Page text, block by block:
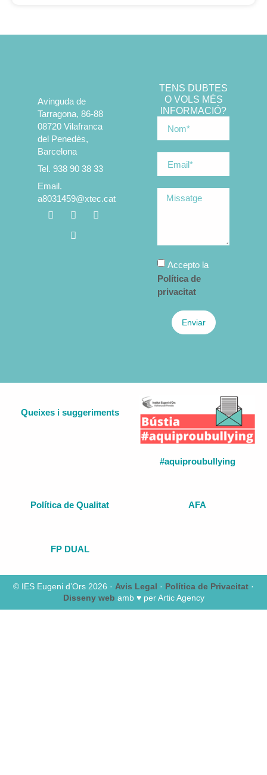
Avinguda de
Tarragona, 86-88
08720 Vilafranca
del Penedès,
Barcelona
Tel. 938 90 38 33
Email.
a8031459@xtec.cat
TENS DUBTES
O VOLS MÉS
INFORMACIÓ?
Accepto la
Política de
privacitat
Enviar
Queixes i suggeriments
#aquiproubullying
Política de Qualitat AFA
FP DUAL
© IES Eugeni d’Ors 2026 · Avis Legal · Política de Privacitat ·
Disseny web amb ♥️ per Artic Agency